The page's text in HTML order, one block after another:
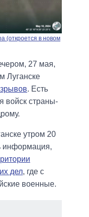
(откроется в новом
27 мая,
Луганске
. Есть
войск страны-
утром 20
информация,
дел, где с
военные.